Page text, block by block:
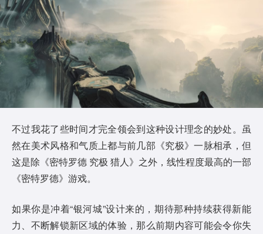
不过我花了些时间才完全领会到这种设计理念的妙处。虽
然在美术风格和气质上都与前几部《究极》一脉相承，但
这是除《密特罗德 究极 猎人》之外，线性程度最高的一部
《密特罗德》游戏。
如果你是冲着“银河城”设计来的，期待那种持续获得新能
力、不断解锁新区域的体验，那么前期内容可能会令你失